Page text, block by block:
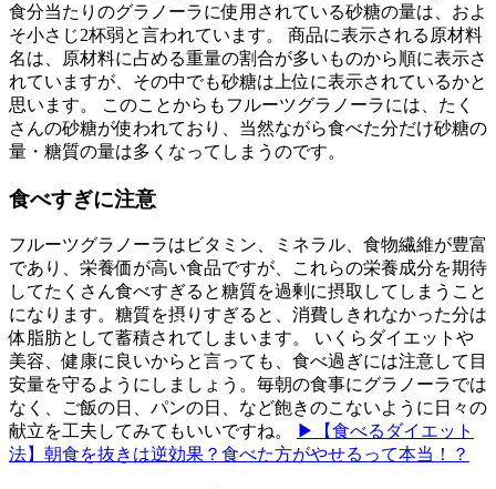
食分当たりのグラノーラに使用されている砂糖の量は、およ
そ小さじ2杯弱と言われています。 商品に表示される原材料
名は、原材料に占める重量の割合が多いものから順に表示さ
れていますが、その中でも砂糖は上位に表示されているかと
思います。 このことからもフルーツグラノーラには、たく
さんの砂糖が使われており、当然ながら食べた分だけ砂糖の
量・糖質の量は多くなってしまうのです。
食べすぎに注意
フルーツグラノーラはビタミン、ミネラル、食物繊維が豊富
であり、栄養価が高い食品ですが、これらの栄養成分を期待
してたくさん食べすぎると糖質を過剰に摂取してしまうこと
になります。糖質を摂りすぎると、消費しきれなかった分は
体脂肪として蓄積されてしまいます。 いくらダイエットや
美容、健康に良いからと言っても、食べ過ぎには注意して目
安量を守るようにしましょう。毎朝の食事にグラノーラでは
なく、ご飯の日、パンの日、など飽きのこないように日々の
献立を工夫してみてもいいですね。
▶【食べるダイエット
法】朝食を抜きは逆効果？食べた方がやせるって本当！？